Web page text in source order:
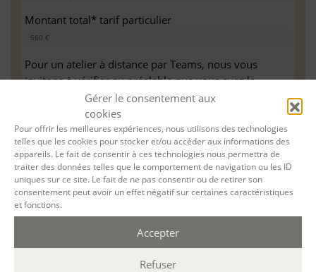
Gérer le consentement aux
cookies
Pour offrir les meilleures expériences, nous utilisons des technologies
telles que les cookies pour stocker et/ou accéder aux informations des
appareils. Le fait de consentir à ces technologies nous permettra de
traiter des données telles que le comportement de navigation ou les ID
uniques sur ce site. Le fait de ne pas consentir ou de retirer son
consentement peut avoir un effet négatif sur certaines caractéristiques
et fonctions.
Accepter
Refuser
Montant total* tarif particulier
Pour un atelier à distance par Teams, nous vous
invitons à vérifier au préalable que vous avez la
configuration minimale requise pour pouvoir travailler
dans les meilleures conditions : Configuration
matérielle requise pourMicrosoft Teams | Microsoft
Learn
Accessibilité : ALEPH-ÉCRITURE est sensible à l’inclusion des
personnes en situation de handicap. Si vous avez besoin
d’un aménagement spécifique de programme, n’hésitez pas
à nous contacter en amont de votre inscription afin